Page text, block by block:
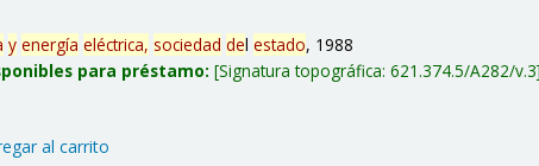
y energía eléctrica, sociedad delestado, 1988
para préstamo: Signatura topográfica:621.374.5/A282/v.3
al carrito